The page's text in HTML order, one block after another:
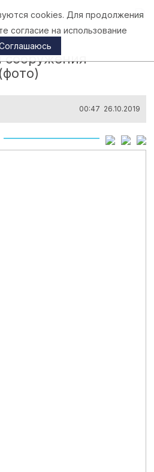
Афины
сооружения
00:47 26.10.2019
cookies. Для продолжения
согласие на использование